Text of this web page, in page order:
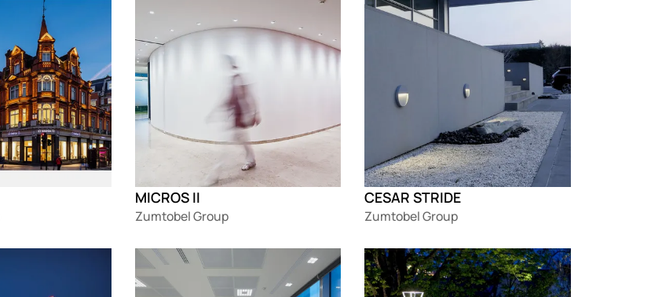
MICROS II
Zumtobel Group
CESAR STRIDE
Zumtobel Group
Loading Loading